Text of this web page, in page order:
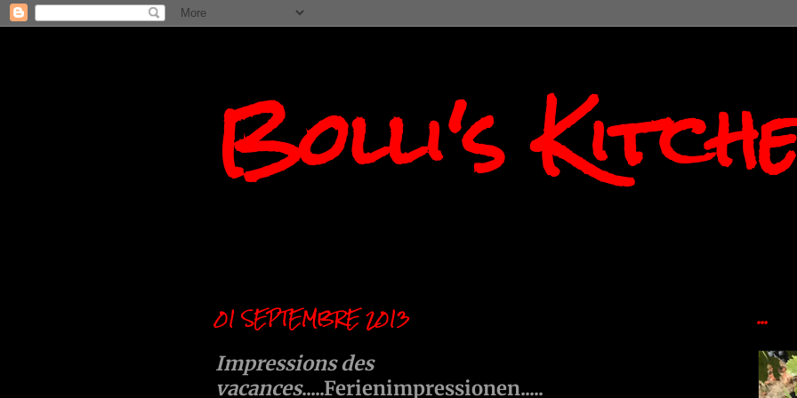
Bolli's
01 SEPTEMBRE 2013
Impressions des
vacances.....Ferienimpressionen.....
...